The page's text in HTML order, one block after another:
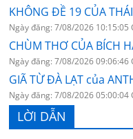
KHÔNG ĐỀ 19 CỦA
Ngày đăng: 7/08/2026
CHÙM THƠ CỦA BÍCH
Ngày đăng: 7/08/2026
GIÃ TỪ ĐÀ LẠT của
Ngày đăng: 7/08/2026
LỜI DẪN